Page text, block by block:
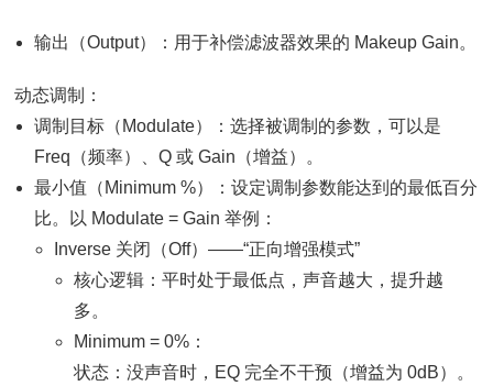
输出（Output）：用于补偿滤波器效果的 Makeup Gain。
动态调制：
调制目标（Modulate）：选择被调制的参数，可以是
Freq（频率）、Q 或 Gain（增益）。
最小值（Minimum %）：设定调制参数能达到的最低百分
比。以 Modulate = Gain 举例：
Inverse 关闭（Off）——“正向增强模式”
核心逻辑：平时处于最低点，声音越大，提升越
多。
Minimum = 0%：
状态：没声音时，EQ 完全不干预（增益为 0dB）。